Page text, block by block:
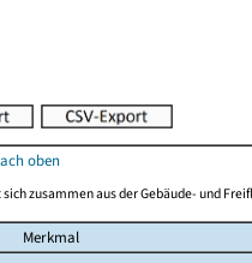
oben
zusammen aus der Gebäude- und
Merkmal